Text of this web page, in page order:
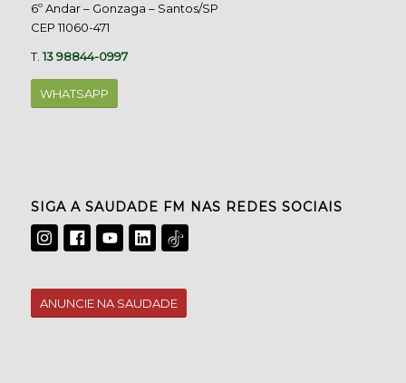
6º Andar – Gonzaga – Santos/SP
CEP 11060-471
T.13 98844-0997
WHATSAPP
SIGA A SAUDADE FM NAS REDES SOCIAIS
ANUNCIE NA SAUDADE